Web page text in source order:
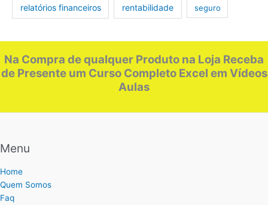
relatórios financeiros rentabilidade seguro
Na Compra de qualquer Produto na Loja Receba
de Presente um Curso Completo Excel em Vídeos
Aulas
Menu
Home
Quem Somos
Faq